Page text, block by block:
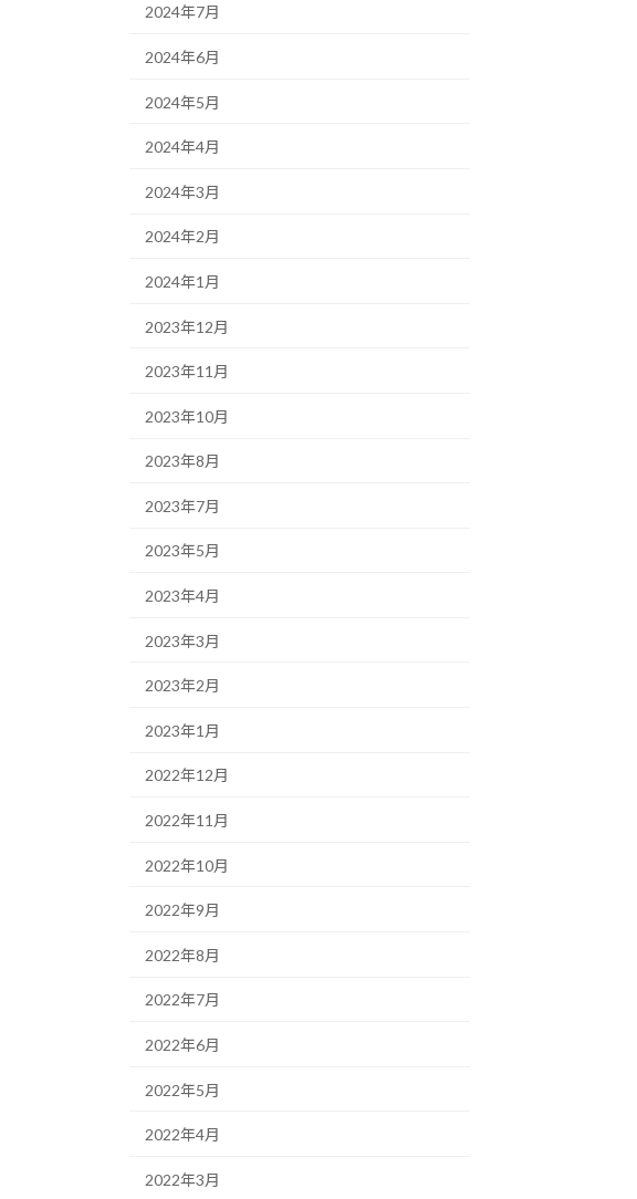
2024年7月
2024年6月
2024年5月
2024年4月
2024年3月
2024年2月
2024年1月
2023年12月
2023年11月
2023年10月
2023年8月
2023年7月
2023年5月
2023年4月
2023年3月
2023年2月
2023年1月
2022年12月
2022年11月
2022年10月
2022年9月
2022年8月
2022年7月
2022年6月
2022年5月
2022年4月
2022年3月